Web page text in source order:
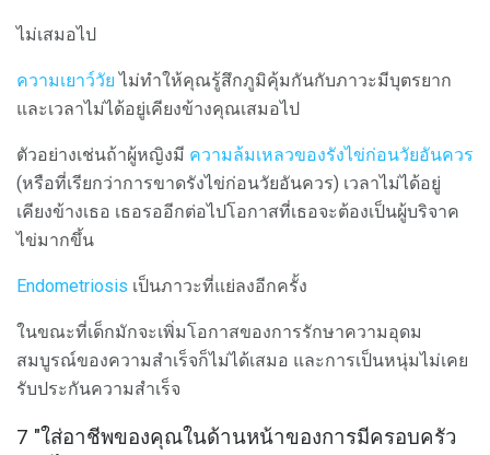
ไม่เสมอไป
ความเยาว์วัย ไม่ทำให้คุณรู้สึกภูมิคุ้มกันกับภาวะมีบุตรยาก
และเวลาไม่ได้อยู่เคียงข้างคุณเสมอไป
ตัวอย่างเช่นถ้าผู้หญิงมี ความล้มเหลวของรังไข่ก่อนวัยอันควร
(หรือที่เรียกว่าการขาดรังไข่ก่อนวัยอันควร) เวลาไม่ได้อยู่
เคียงข้างเธอ เธอรออีกต่อไปโอกาสที่เธอจะต้องเป็นผู้บริจาค
ไข่มากขึ้น
Endometriosis เป็นภาวะที่แย่ลงอีกครั้ง
ในขณะที่เด็กมักจะเพิ่มโอกาสของการรักษาความอุดม
สมบูรณ์ของความสำเร็จก็ไม่ได้เสมอ และการเป็นหนุ่มไม่เคย
รับประกันความสำเร็จ
7 "ใส่อาชีพของคุณในด้านหน้าของการมีครอบครัว